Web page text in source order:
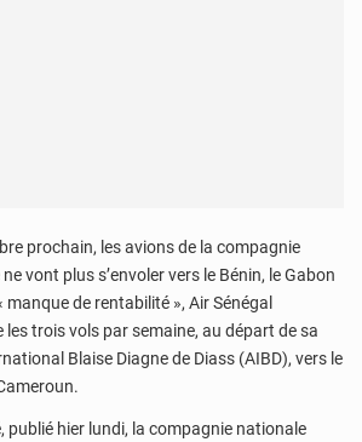
prochain, les avions de la compagnie
vont plus s’envoler vers le Bénin, le Gabon
manque de rentabilité », Air Sénégal
les trois vols par semaine, au départ de sa
Blaise Diagne de Diass (AIBD), vers le
publié hier lundi, la compagnie nationale